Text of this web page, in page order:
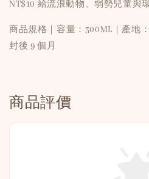
NT$10 給流浪動物、弱勢兒童與
商品規格｜容量：300ML｜產地
封後 9 個月
商品評價